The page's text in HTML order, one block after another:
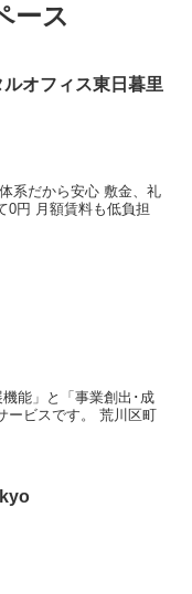
ース
オフィス東日暮里
系だから安心 敷金、礼
0円 月額賃料も低負担
機能」と「事業創出･成
ービスです。 荒川区町